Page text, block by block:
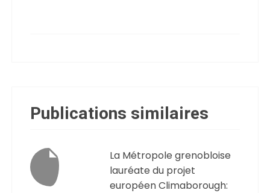
Publications similaires
La Métropole grenobloise
lauréate du projet
européen Climaborough: